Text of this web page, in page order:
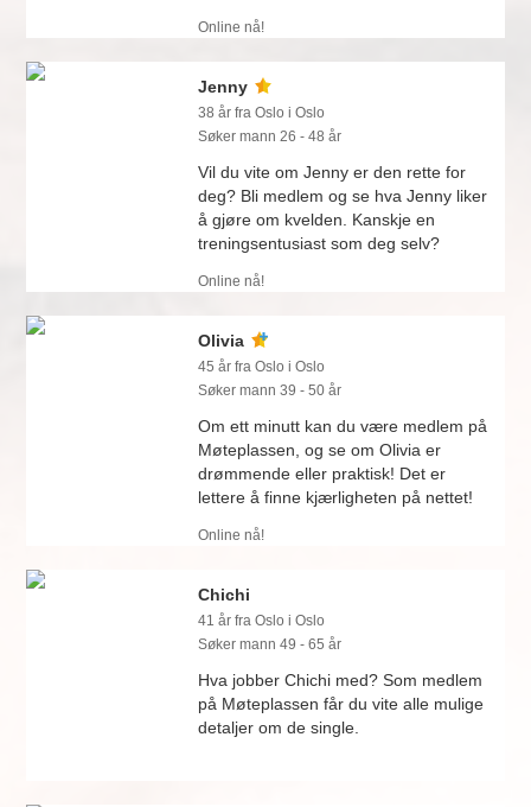
Online nå!
Jenny
38 år fra Oslo i Oslo
Søker mann 26 - 48 år
Vil du vite om Jenny er den rette for
deg? Bli medlem og se hva Jenny liker
å gjøre om kvelden. Kanskje en
treningsentusiast som deg selv?
Online nå!
Olivia
45 år fra Oslo i Oslo
Søker mann 39 - 50 år
Om ett minutt kan du være medlem på
Møteplassen, og se om Olivia er
drømmende eller praktisk! Det er
lettere å finne kjærligheten på nettet!
Online nå!
Chichi
41 år fra Oslo i Oslo
Søker mann 49 - 65 år
Hva jobber Chichi med? Som medlem
på Møteplassen får du vite alle mulige
detaljer om de single.